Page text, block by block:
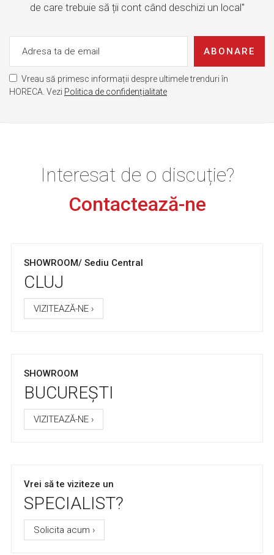
de care trebuie să ții cont când deschizi un local"
ABONARE
Vreau să primesc informații despre ultimele trenduri în
HORECA. Vezi Politica de confidențialitate
Interesat de o discuție?
Contactează-ne
SHOWROOM/ Sediu Central
CLUJ
VIZITEAZĂ-NE ›
SHOWROOM
BUCUREȘTI
VIZITEAZĂ-NE ›
Vrei să te viziteze un
SPECIALIST?
Solicita acum ›